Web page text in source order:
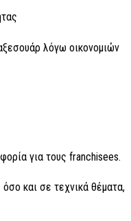
λόγω οικονομιών
για τους franchisees.
όσο και σε τεχνικά θέματα,